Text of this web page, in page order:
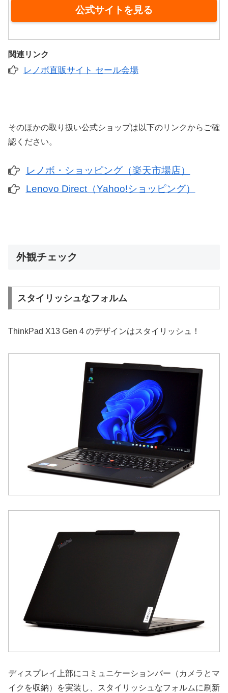
公式サイトを見る
関連リンク
レノボ直販サイト セール会場
そのほかの取り扱い公式ショップは以下のリンクからご確
認ください。
レノボ・ショッピング（楽天市場店）
Lenovo Direct（Yahoo!ショッピング）
外観チェック
スタイリッシュなフォルム
ThinkPad X13 Gen 4 のデザインはスタイリッシュ！
ディスプレイ上部にコミュニケーションバー（カメラとマ
イクを収納）を実装し、スタイリッシュなフォルムに刷新